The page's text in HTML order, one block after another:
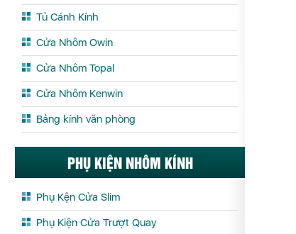
Tủ Cánh Kính
Cửa Nhôm Owin
Cửa Nhôm Topal
Cửa Nhôm Kenwin
Bảng kính văn phòng
PHỤ KIỆN NHÔM KÍNH
Phụ Kện Cửa Slim
Phụ Kiện Cửa Trượt Quay